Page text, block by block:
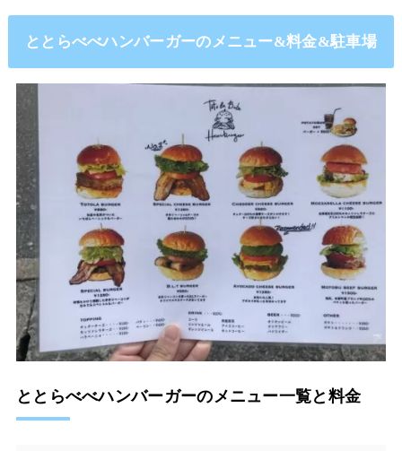
ととらべべハンバーガーのメニュー&料金&駐車場
ととらべべハンバーガーのメニュー一覧と料金